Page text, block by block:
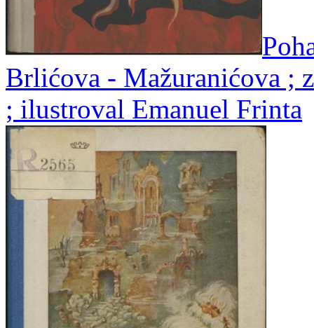
Brlićova - Mažuranićova ;
; ilustroval Emanuel Frinta